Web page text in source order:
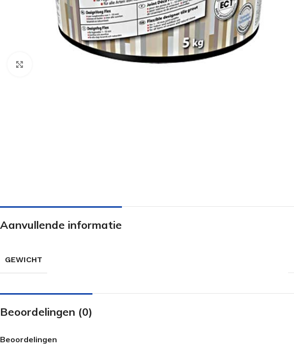
Aanvullende informatie
GEWICHT
Beoordelingen (0)
Beoordelingen